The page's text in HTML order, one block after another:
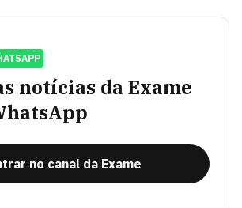
notícias da Exame
no canal da Exame